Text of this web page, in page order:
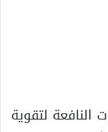
النافعة لتقوية